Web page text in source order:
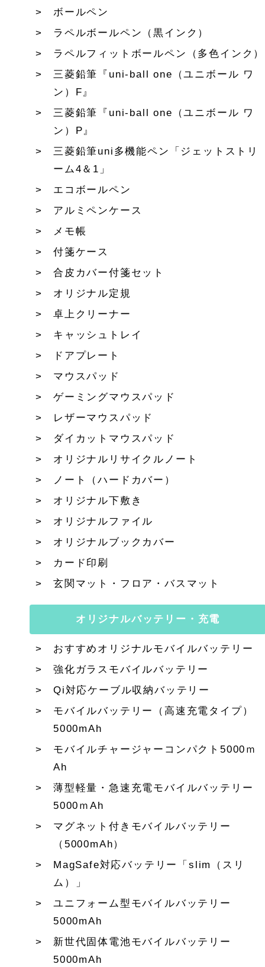
ボールペン
ラペルボールペン（黒インク）
ラペルフィットボールペン（多色インク）
三菱鉛筆『uni-ball one（ユニボール ワ
ン）F』
三菱鉛筆『uni-ball one（ユニボール ワ
ン）P』
三菱鉛筆uni多機能ペン「ジェットストリ
ーム4＆1」
エコボールペン
アルミペンケース
メモ帳
付箋ケース
合皮カバー付箋セット
オリジナル定規
卓上クリーナー
キャッシュトレイ
ドアプレート
マウスパッド
ゲーミングマウスパッド
レザーマウスパッド
ダイカットマウスパッド
オリジナルリサイクルノート
ノート（ハードカバー）
オリジナル下敷き
オリジナルファイル
オリジナルブックカバー
カード印刷
玄関マット・フロア・バスマット
オリジナルバッテリー・充電
おすすめオリジナルモバイルバッテリー
強化ガラスモバイルバッテリー
Qi対応ケーブル収納バッテリー
モバイルバッテリー（高速充電タイプ）
5000mAh
モバイルチャージャーコンパクト5000ｍ
Ah
薄型軽量・急速充電モバイルバッテリー
5000ｍAh
マグネット付きモバイルバッテリー
（5000mAh）
MagSafe対応バッテリー「slim（スリ
ム）」
ユニフォーム型モバイルバッテリー
5000mAh
新世代固体電池モバイルバッテリー
5000mAh